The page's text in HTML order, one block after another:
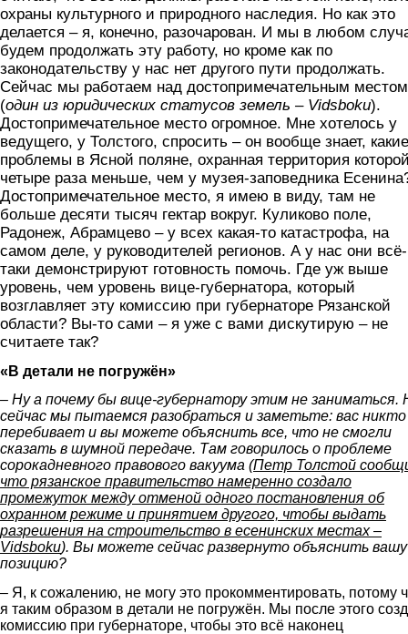
охраны культурного и природного наследия. Но как это
делается – я, конечно, разочарован. И мы в любом
будем продолжать эту работу, но кроме как по
законодательству у нас нет другого пути продолжать.
Сейчас мы работаем над достопримечательным местом
(один из юридических статусов земель – Vidsboku).
Достопримечательное место огромное. Мне хотелось у
ведущего, у Толстого, спросить – он вообще знает, какие
проблемы в Ясной поляне, охранная территория
четыре раза меньше, чем у музея-заповедника
Достопримечательное место, я имею в виду, там не
больше десяти тысяч гектар вокруг. Куликово поле,
Радонеж, Абрамцево – у всех какая-то катастрофа, на
самом деле, у руководителей регионов. А у нас они всё-
таки демонстрируют готовность помочь. Где уж выше
уровень, чем уровень вице-губернатора, который
возглавляет эту комиссию при губернаторе Рязанской
области? Вы-то сами – я уже с вами дискутирую – не
считаете так?
«В детали не погружён»
– Ну а почему бы вице-губернатору этим не заниматься.
сейчас мы пытаемся разобраться и заметьте: вас никто
перебивает и вы можете объяснить все, что не смогли
сказать в шумной передаче. Там говорилось о проблеме
сорокадневного правового вакуума (Петр Толстой
что рязанское правительство намеренно создало
промежуток между отменой одного постановления об
охранном режиме и принятием другого, чтобы выдать
разрешения на строительство в есенинских местах –
Vidsboku). Вы можете сейчас развернуто объяснить вашу
позицию?
– Я, к сожалению, не могу это прокомментировать, потому
я таким образом в детали не погружён. Мы после этого
комиссию при губернаторе, чтобы это всё наконец